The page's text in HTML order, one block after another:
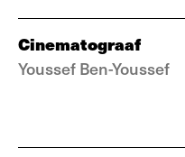
Cinematograaf
Youssef Ben-Youssef